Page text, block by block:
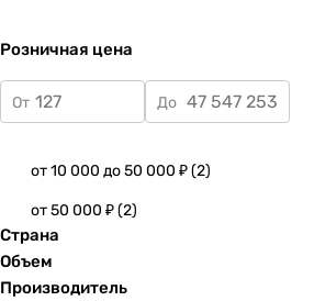
Розничная цена
От До
от 10 000 до 50 000 ₽(2)
от 50 000 ₽(2)
Страна
Объем
Производитель